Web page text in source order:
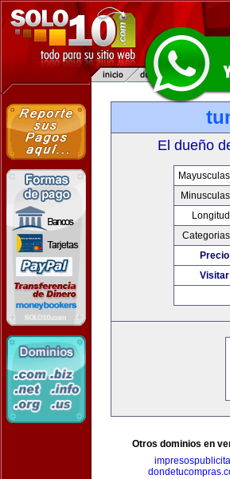
El dueño
Otros dominios en